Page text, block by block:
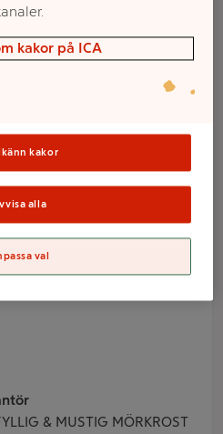
450g
& MUSTIG MÖRKROST
mellan butikerna
kakor på ICA
kakor
alla
val